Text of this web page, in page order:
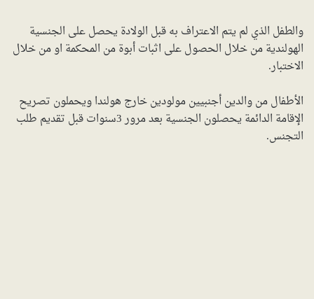
والطفل الذي لم يتم الاعتراف به قبل الولادة يحصل على الجنسية
الهولندية من خلال الحصول على اثبات أبوة من المحكمة او من خلال
الاختبار.
الأطفال من والدين أجنبيين مولودين خارج هولندا ويحملون تصريح
الإقامة الدائمة يحصلون الجنسية بعد مرور 3سنوات قبل تقديم طلب
التجنس.